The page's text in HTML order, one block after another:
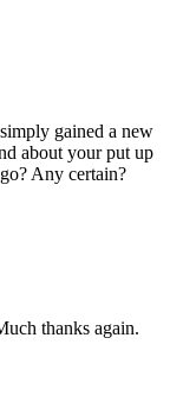
gained a new
about your put up
Any certain?
thanks again.